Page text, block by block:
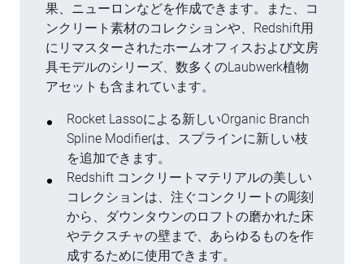
果、ニューロンなどを作成できます。また、コ
ンクリート素材のコレクションや、Redshift用
にリマスターされたホームオフィスおよび文房
具モデルのシリーズ、数多くのLaubwerk植物
アセットも含まれています。
Rocket Lassoによる新しいOrganic Branch
Spline Modifierは、スプラインに新しい枝
を追加できます。
Redshift コンクリートマテリアルの美しい
コレクションは、注ぐコンクリートの彫刻
から、ダウンタウンのロフトの磨かれた床
やテクスチャの壁まで、あらゆるものを作
成するために使用できます。